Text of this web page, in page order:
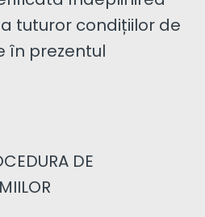
tuturor condițiilor de
în prezentul
DE